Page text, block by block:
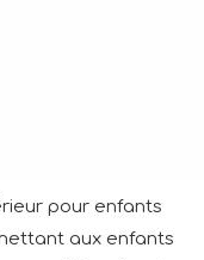
pour enfants
aux enfants